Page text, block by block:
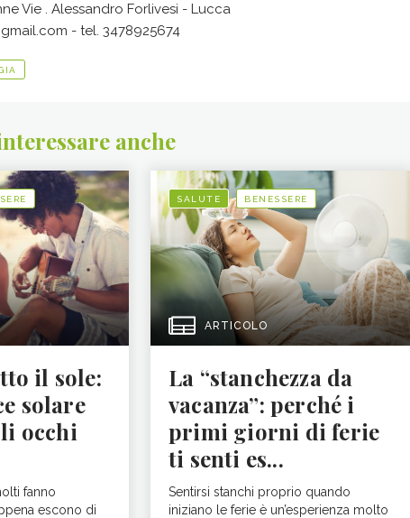
Vie . Alessandro Forlivesi - Lucca
- tel. 3478925674
anche
il sole:
solare
occhi
fanno
escono di
SALUTE BENESSERE
ARTICOLO
La “stanchezza da
vacanza”: perché i
primi giorni di ferie
ti senti es...
Sentirsi stanchi proprio quando
iniziano le ferie è un’esperienza molto